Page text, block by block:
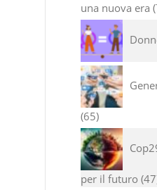
una nuova era
65
per il futuro 47